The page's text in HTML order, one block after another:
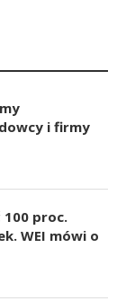
i firmy
100 proc.
WEI mówi o